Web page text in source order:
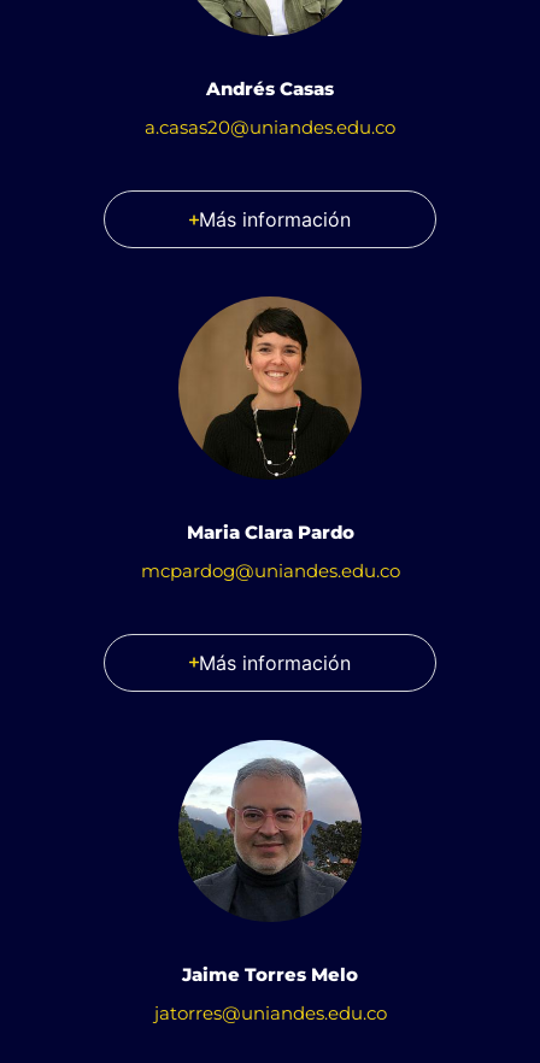
Andrés Casas
a.casas20@uniandes.edu.co
Más información
Maria Clara Pardo
mcpardog@uniandes.edu.co
Más información
Jaime Torres Melo
jatorres@uniandes.edu.co